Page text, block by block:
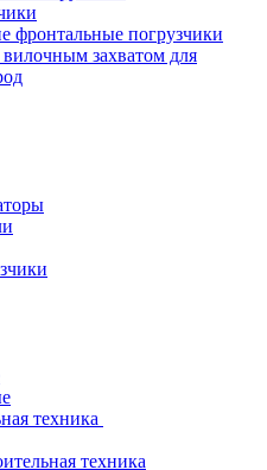
фронтальные погрузчики
захватом для
техника
техника